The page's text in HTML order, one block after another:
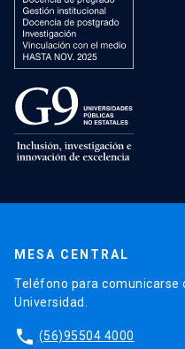
MESA CENTRAL
Teléfono para comunicarse
Universidad.
phone (56)95504 4000